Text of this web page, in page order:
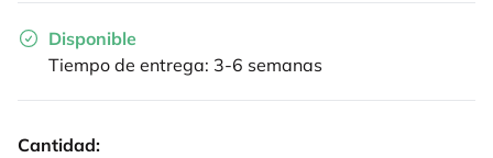
Disponible
Tiempo de entrega: 3-6 semanas
Cantidad: